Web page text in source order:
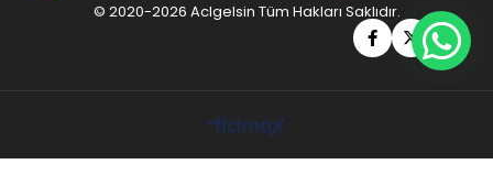
© 2020-2026 Aclgelsin Tüm Hakları Saklıdır.